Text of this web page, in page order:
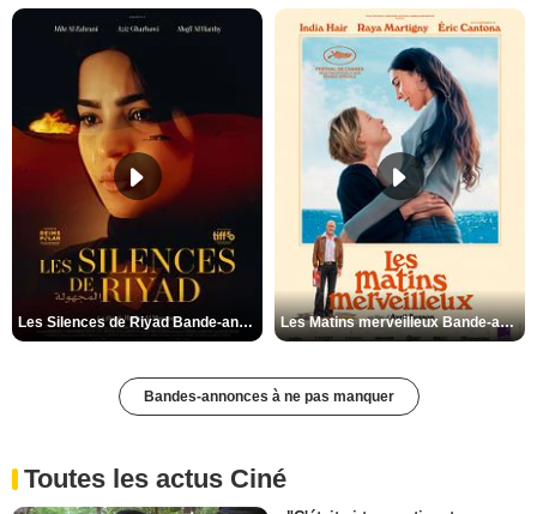
Les Silences de Riyad Bande-annonce VO STFR Les Matins merveilleux Bande-annonce VF
Bandes-annonces à ne pas manquer
Toutes les actus Ciné